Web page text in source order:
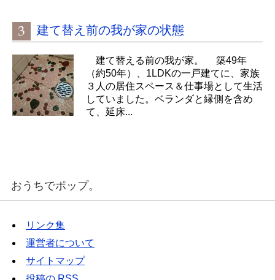
建て替え前の我が家の状態
建て替える前の我が家。 築49年
（約50年）、1LDKの一戸建てに、家族
３人の居住スペース＆仕事場として生活
していました。ベランダと縁側を含め
て、延床...
おうちでポップ。
リンク集
運営者について
サイトマップ